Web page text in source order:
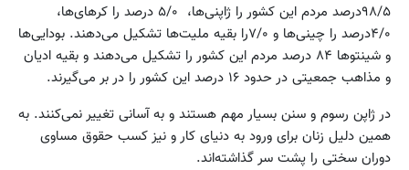
۹۸/۵درصد مردم این کشور را ژاپنی‌ها، ۵/۰ درصد را کرهای‌ها،
۴/۰درصد را چینی‌ها و ۷/۰را بقیه ملیت‌ها تشکیل می‌دهند. بودایی‌ها
و شینتوها ۸۴ درصد مردم این کشور را تشکیل می‌دهند و بقیه ادیان
و مذاهب جمعیتی در حدود ۱۶ درصد این کشور را در بر می‌گیرند.
در ژاپن رسوم و سنن بسیار مهم هستند و به آسانی تغییر نمی‌کنند. به
همین دلیل زنان برای ورود به دنیای کار و نیز کسب حقوق مساوی
دوران سختی را پشت سر گذاشته‌اند.